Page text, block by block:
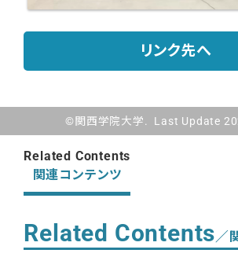
リンク先へ
©関西学院大学. Last Update
Related Contents
関連コンテンツ
Related Contents／